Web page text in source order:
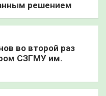
решением
во второй раз
СЗГМУ им.